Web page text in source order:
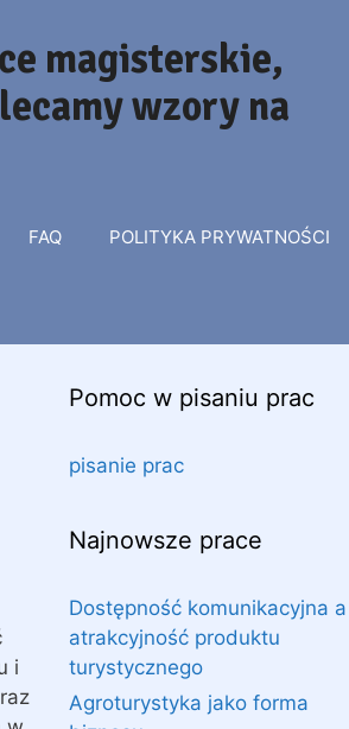
magisterskie,
wzory na
FAQ POLITYKA PRYWATNOŚCI
i
Pomoc w pisaniu prac
pisanie prac
Najnowsze prace
Dostępność komunikacyjna a
atrakcyjność produktu
turystycznego
Agroturystyka jako forma